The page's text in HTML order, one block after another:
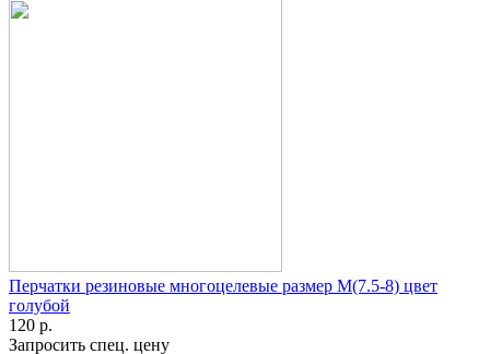
Перчатки резиновые многоцелевые размер M(7.5-8) цвет
голубой
120 р.
Запросить спец. цену